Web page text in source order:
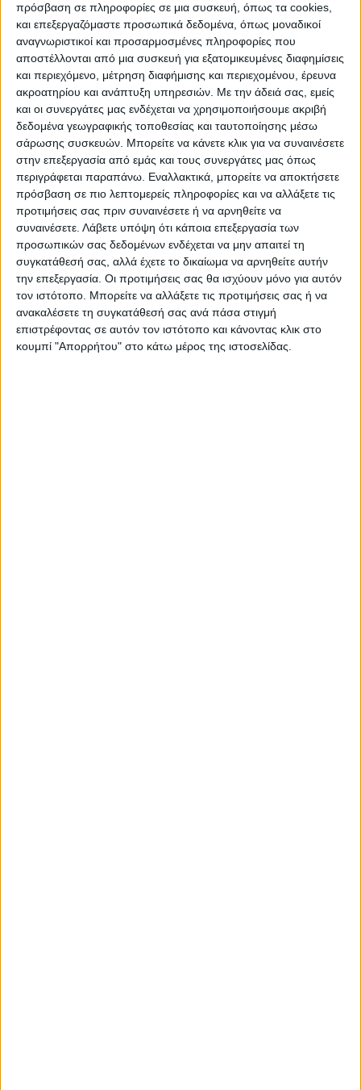
πρόσβαση σε πληροφορίες σε μια συσκευή, όπως τα cookies,
και επεξεργαζόμαστε προσωπικά δεδομένα, όπως μοναδικοί
αναγνωριστικοί και προσαρμοσμένες πληροφορίες που
αποστέλλονται από μια συσκευή για εξατομικευμένες διαφημίσεις
και περιεχόμενο, μέτρηση διαφήμισης και περιεχομένου, έρευνα
ακροατηρίου και ανάπτυξη υπηρεσιών. Με την άδειά σας, εμείς
και οι συνεργάτες μας ενδέχεται να χρησιμοποιήσουμε ακριβή
δεδομένα γεωγραφικής τοποθεσίας και ταυτοποίησης μέσω
σάρωσης συσκευών. Μπορείτε να κάνετε κλικ για να συναινέσετε
στην επεξεργασία από εμάς και τους συνεργάτες μας όπως
περιγράφεται παραπάνω. Εναλλακτικά, μπορείτε να αποκτήσετε
πρόσβαση σε πιο λεπτομερείς πληροφορίες και να αλλάξετε τις
προτιμήσεις σας πριν συναινέσετε ή να αρνηθείτε να
συναινέσετε. Λάβετε υπόψη ότι κάποια επεξεργασία των
προσωπικών σας δεδομένων ενδέχεται να μην απαιτεί τη
συγκατάθεσή σας, αλλά έχετε το δικαίωμα να αρνηθείτε αυτήν
την επεξεργασία. Οι προτιμήσεις σας θα ισχύουν μόνο για αυτόν
τον ιστότοπο. Μπορείτε να αλλάξετε τις προτιμήσεις σας ή να
ανακαλέσετε τη συγκατάθεσή σας ανά πάσα στιγμή
επιστρέφοντας σε αυτόν τον ιστότοπο και κάνοντας κλικ στο
κουμπί "Απορρήτου" στο κάτω μέρος της ιστοσελίδας.
ΠΑΡΟΜΟΙΑ ΑΡΘΡΑ
VIDEO ΤΗΣ ΘΕΣΣΑΛΙΑΣ
Περιπέτεια για τον πρόεδρο του Ε.Κ.Λ
Γιάννη Σκόκα